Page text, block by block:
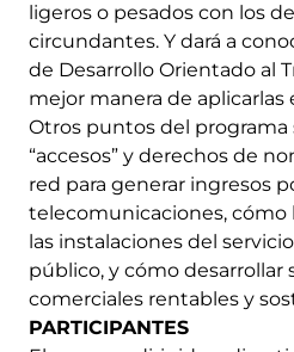
ligeros o pesados con los
circundantes. Y dará a
de Desarrollo Orientado al
mejor manera de aplicarlas
Otros puntos del programa
“accesos” y derechos de
red para generar ingresos
telecomunicaciones, cómo
las instalaciones del
público, y cómo desarrollar
comerciales rentables y
PARTICIPANTES